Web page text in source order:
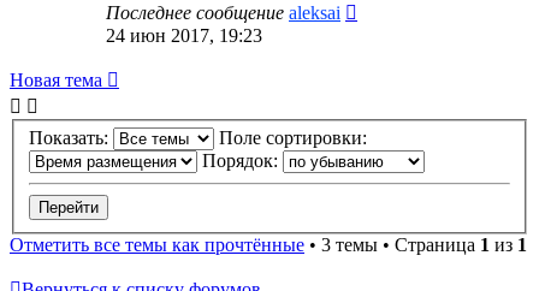
Последнее сообщение aleksai
24 июн 2017, 19:23
Новая тема
Показать:
Поле сортировки:
Порядок:
Отметить все темы как прочтённые • 3 темы • Страница 1 из 1